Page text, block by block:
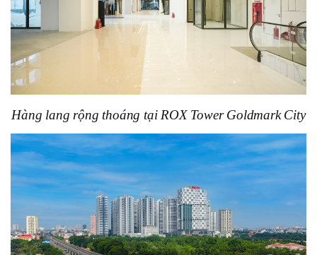
Hàng lang rộng thoáng tại ROX Tower Goldmark City